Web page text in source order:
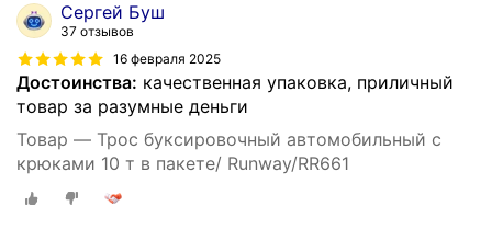
Сергей Буш
37 отзывов
16 февраля 2025
Достоинства: качественная упаковка, приличный
товар за разумные деньги
Товар — Трос буксировочный автомобильный с
крюками 10 т в пакете/ Runway/RR661